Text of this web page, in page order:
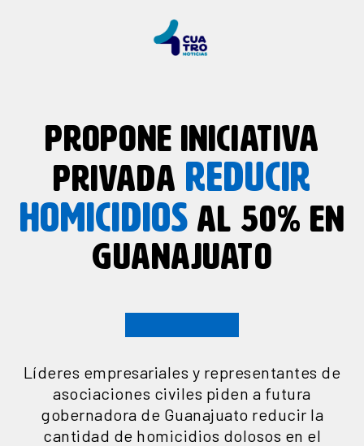
PROPONE INICIATIVA
PRIVADA REDUCIR
HOMICIDIOS AL 50% EN
GUANAJUATO
Líderes empresariales y representantes de
asociaciones civiles piden a futura
gobernadora de Guanajuato reducir la
cantidad de homicidios dolosos en el